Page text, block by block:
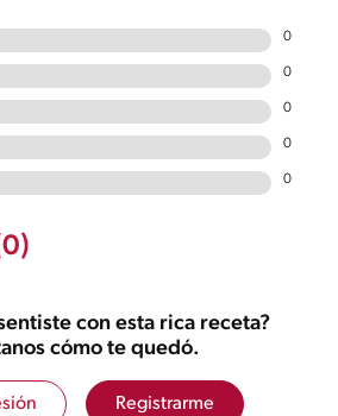
0
0
0
0
0
con esta rica receta?
cómo te quedó.
Registrarme